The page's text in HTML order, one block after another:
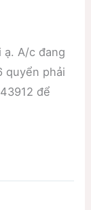
ạ. A/c đang
quyển phải
để